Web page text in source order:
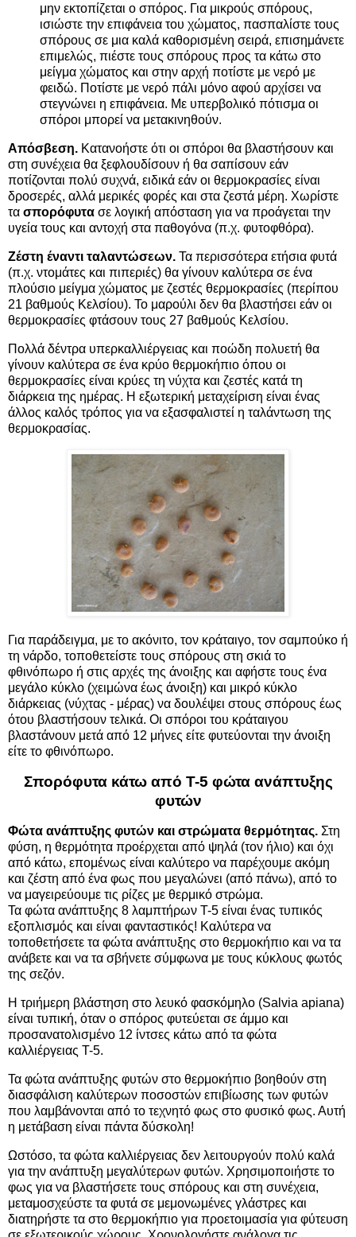
μην εκτοπίζεται ο σπόρος. Για μικρούς σπόρους,
ισιώστε την επιφάνεια του χώματος, πασπαλίστε τους
σπόρους σε μια καλά καθορισμένη σειρά, επισημάνετε
επιμελώς, πιέστε τους σπόρους προς τα κάτω στο
μείγμα χώματος και στην αρχή ποτίστε με νερό με
φειδώ. Ποτίστε με νερό πάλι μόνο αφού αρχίσει να
στεγνώνει η επιφάνεια. Με υπερβολικό πότισμα οι
σπόροι μπορεί να μετακινηθούν.
Απόσβεση. Κατανοήστε ότι οι σπόροι θα βλαστήσουν και
στη συνέχεια θα ξεφλουδίσουν ή θα σαπίσουν εάν
ποτίζονται πολύ συχνά, ειδικά εάν οι θερμοκρασίες είναι
δροσερές, αλλά μερικές φορές και στα ζεστά μέρη. Χωρίστε
τα σπορόφυτα σε λογική απόσταση για να προάγεται την
υγεία τους και αντοχή στα παθογόνα (π.χ. φυτοφθόρα).
Ζέστη έναντι ταλαντώσεων. Τα περισσότερα ετήσια φυτά
(π.χ. ντομάτες και πιπεριές) θα γίνουν καλύτερα σε ένα
πλούσιο μείγμα χώματος με ζεστές θερμοκρασίες (περίπου
21 βαθμούς Κελσίου). Το μαρούλι δεν θα βλαστήσει εάν οι
θερμοκρασίες φτάσουν τους 27 βαθμούς Κελσίου.
Πολλά δέντρα υπερκαλλιέργειας και ποώδη πολυετή θα
γίνουν καλύτερα σε ένα κρύο θερμοκήπιο όπου οι
θερμοκρασίες είναι κρύες τη νύχτα και ζεστές κατά τη
διάρκεια της ημέρας. Η εξωτερική μεταχείριση είναι ένας
άλλος καλός τρόπος για να εξασφαλιστεί η ταλάντωση της
θερμοκρασίας.
Για παράδειγμα, με το ακόνιτο, τον κράταιγο, τον σαμπούκο ή
τη νάρδο, τοποθετείστε τους σπόρους στη σκιά το
φθινόπωρο ή στις αρχές της άνοιξης και αφήστε τους ένα
μεγάλο κύκλο (χειμώνα έως άνοιξη) και μικρό κύκλο
διάρκειας (νύχτας - μέρας) να δουλέψει στους σπόρους έως
ότου βλαστήσουν τελικά. Οι σπόροι του κράταιγου
βλαστάνουν μετά από 12 μήνες είτε φυτεύονται την άνοιξη
είτε το φθινόπωρο.
Σπορόφυτα κάτω από T-5 φώτα ανάπτυξης
φυτών
Φώτα ανάπτυξης φυτών και στρώματα θερμότητας. Στη
φύση, η θερμότητα προέρχεται από ψηλά (τον ήλιο) και όχι
από κάτω, επομένως είναι καλύτερο να παρέχουμε ακόμη
και ζέστη από ένα φως που μεγαλώνει (από πάνω), από το
να μαγειρεύουμε τις ρίζες με θερμικό στρώμα.
Τα φώτα ανάπτυξης 8 λαμπτήρων T-5 είναι ένας τυπικός
εξοπλισμός και είναι φανταστικός! Καλύτερα να
τοποθετήσετε τα φώτα ανάπτυξης στο θερμοκήπιο και να τα
ανάβετε και να τα σβήνετε σύμφωνα με τους κύκλους φωτός
της σεζόν.
Η τριήμερη βλάστηση στο λευκό φασκόμηλο (Salvia apiana)
είναι τυπική, όταν ο σπόρος φυτεύεται σε άμμο και
προσανατολισμένο 12 ίντσες κάτω από τα φώτα
καλλιέργειας T-5.
Τα φώτα ανάπτυξης φυτών στο θερμοκήπιο βοηθούν στη
διασφάλιση καλύτερων ποσοστών επιβίωσης των φυτών
που λαμβάνονται από το τεχνητό φως στο φυσικό φως. Αυτή
η μετάβαση είναι πάντα δύσκολη!
Ωστόσο, τα φώτα καλλιέργειας δεν λειτουργούν πολύ καλά
για την ανάπτυξη μεγαλύτερων φυτών. Χρησιμοποιήστε το
φως για να βλαστήσετε τους σπόρους και στη συνέχεια,
μεταμοσχεύστε τα φυτά σε μεμονωμένες γλάστρες και
διατηρήστε τα στο θερμοκήπιο για προετοιμασία για φύτευση